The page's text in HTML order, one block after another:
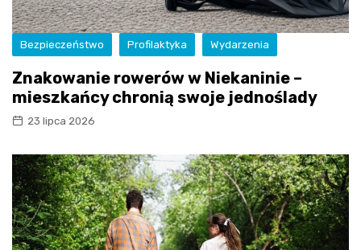
Bezpieczeństwo Profilaktyka Wydarzenia
Znakowanie rowerów w Niekaninie –
mieszkańcy chronią swoje jednoślady
23 lipca 2026